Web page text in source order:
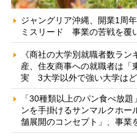
ジャングリア沖縄、開業1周
ミスリード 事業の苦戦を覆
《商社の大学別就職者数ラ
産、住友商事への就職者は「
実 3大学以外で強い大学は
「30種類以上のパン食べ放
ンを手掛けるサンマルクホ
舗展開のコンセプト」、事業